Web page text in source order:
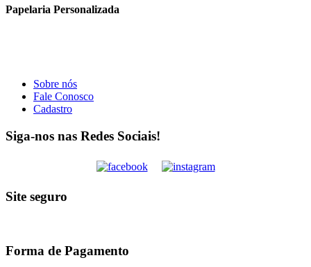
Papelaria Personalizada
Sobre nós
Fale Conosco
Cadastro
Siga-nos nas Redes Sociais!
Site seguro
Forma de Pagamento